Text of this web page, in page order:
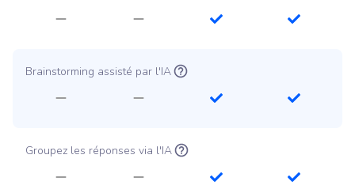
Brainstorming assisté par l'IA
Groupez les réponses via l'IA